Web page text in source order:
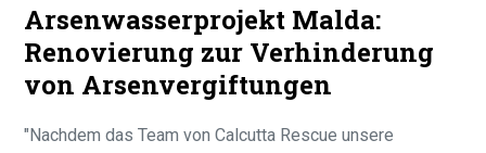
Arsenwasserprojekt Malda:
Renovierung zur Verhinderung
von Arsenvergiftungen
"Nachdem das Team von Calcutta Rescue unsere